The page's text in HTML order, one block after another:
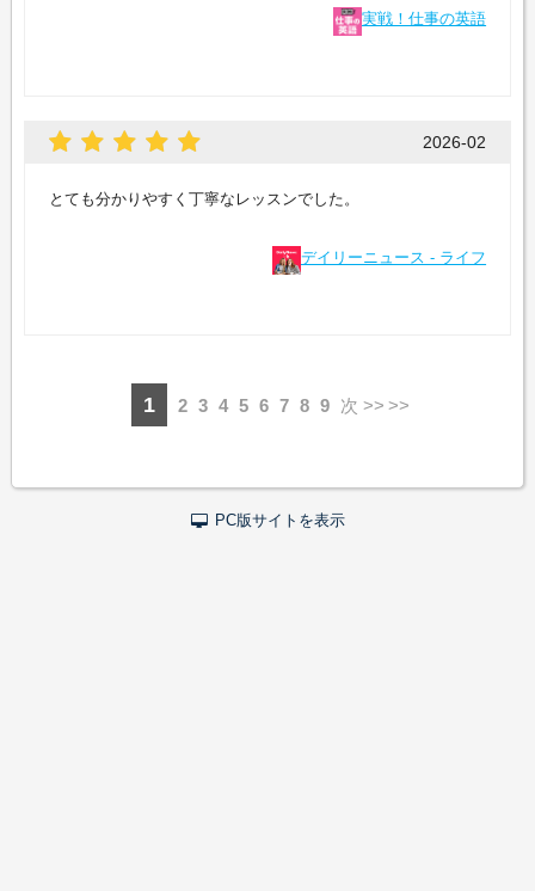
実戦！仕事の英語
2026-02
とても分かりやすく丁寧なレッスンでした。
デイリーニュース - ライフ
1 2 3 4 5 6 7 8 9 次 >>
PC版サイトを表示